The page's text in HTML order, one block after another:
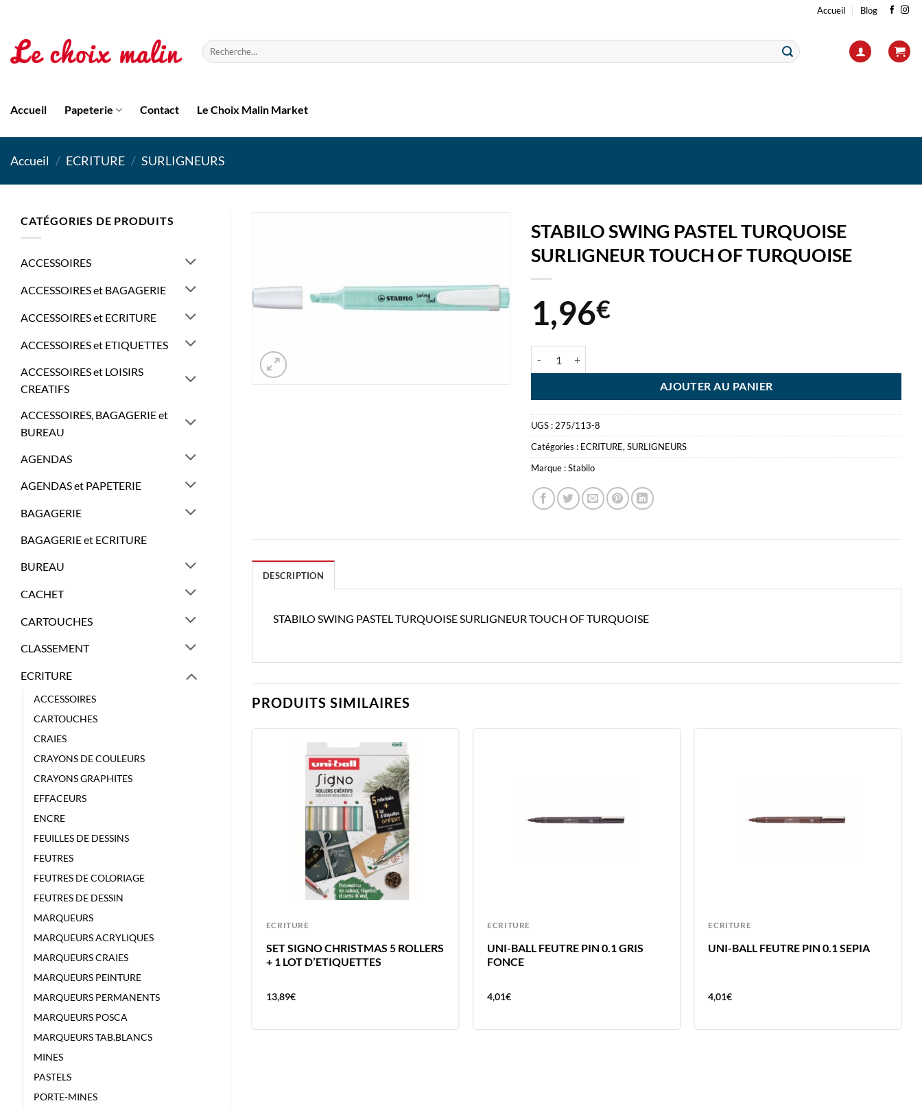
contenu
Accueil Blog
Recherche
pour :
Accueil Papeterie Contact Le Choix Malin Market
Accueil / ECRITURE / SURLIGNEURS
CATÉGORIES DE PRODUITS
ACCESSOIRES
ACCESSOIRES et BAGAGERIE
ACCESSOIRES et ECRITURE
ACCESSOIRES et ETIQUETTES
ACCESSOIRES et LOISIRS
CREATIFS
ACCESSOIRES, BAGAGERIE et
BUREAU
AGENDAS
AGENDAS et PAPETERIE
BAGAGERIE
BAGAGERIE et ECRITURE
BUREAU
CACHET
CARTOUCHES
CLASSEMENT
ECRITURE
ACCESSOIRES
CARTOUCHES
CRAIES
CRAYONS DE COULEURS
CRAYONS GRAPHITES
EFFACEURS
ENCRE
FEUILLES DE DESSINS
FEUTRES
FEUTRES DE COLORIAGE
FEUTRES DE DESSIN
MARQUEURS
MARQUEURS ACRYLIQUES
MARQUEURS CRAIES
MARQUEURS PEINTURE
MARQUEURS PERMANENTS
MARQUEURS POSCA
MARQUEURS TAB.BLANCS
MINES
PASTELS
PORTE-MINES
STABILO SWING PASTEL TURQUOISE
SURLIGNEUR TOUCH OF TURQUOISE
1,96€
AJOUTER AU PANIER
UGS : 275/113-8
Catégories : ECRITURE,SURLIGNEURS
Marque :Stabilo
DESCRIPTION
STABILO SWING PASTEL TURQUOISE SURLIGNEUR TOUCH OF TURQUOISE
PRODUITS SIMILAIRES
ECRITURE
SET SIGNO CHRISTMAS 5 ROLLERS
+ 1 LOT D’ETIQUETTES
13,89€
ECRITURE
UNI-BALL FEUTRE PIN 0.1 GRIS
FONCE
4,01€
ECRITURE
UNI-BALL FEUTRE PIN 0.1 SEPIA
4,01€
ECRITURE
CLAIR
4,01€